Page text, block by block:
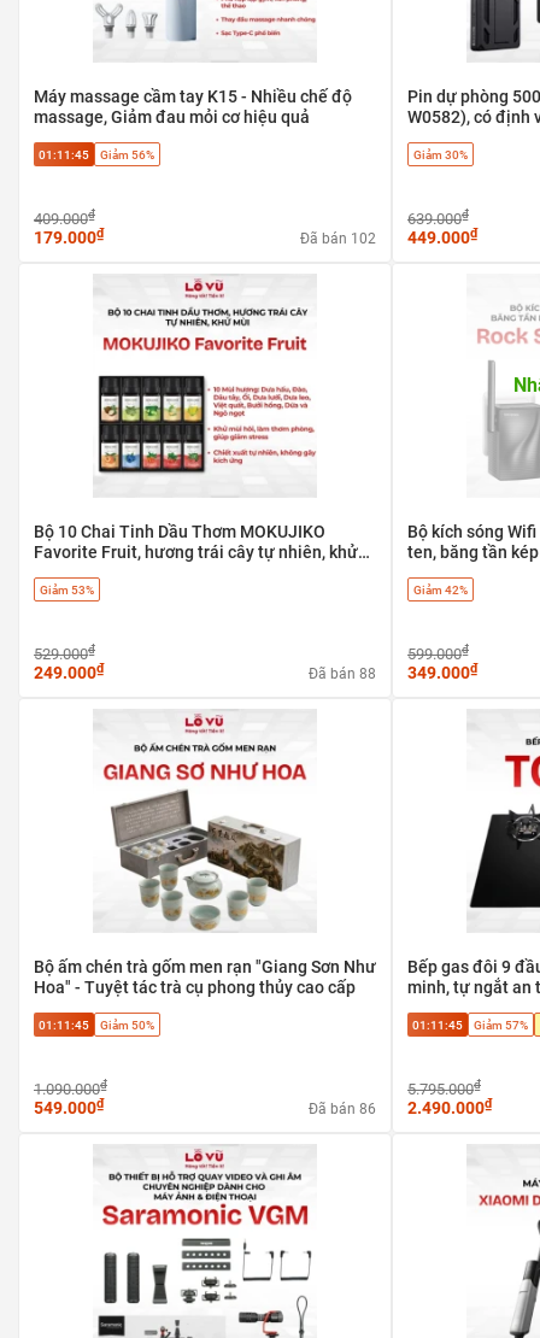
Máy massage cầm tay K15 - Nhiều chế độ
massage, Giảm đau mỏi cơ hiệu quả
01:11:45 Giảm 56%
409.000₫
179.000₫ Đã bán 102
Pin dự phòng
W0582), có định
Giảm 30%
639.000₫
449.000₫
Bộ 10 Chai Tinh Dầu Thơm MOKUJIKO
Favorite Fruit, hương trái cây tự nhiên, khử
Giảm 53%
529.000₫
249.000₫ Đã bán 88
Bộ kích sóng Wifi
ten, băng tần
Giảm 42%
599.000₫
349.000₫
Bộ ấm chén trà gốm men rạn "Giang Sơn Như
Hoa" - Tuyệt tác trà cụ phong thủy cao cấp
01:11:45 Giảm 50%
1.090.000₫
549.000₫ Đã bán 86
Bếp gas đôi 9
minh, tự ngắt an
01:11:45 Giảm 57%
5.795.000₫
2.490.000₫